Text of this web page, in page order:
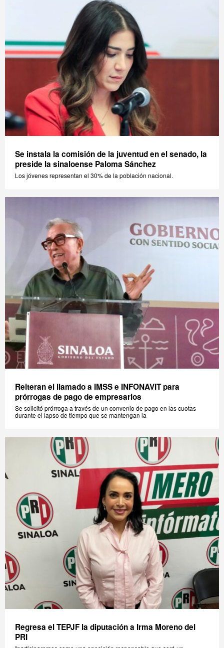
Se instala la comisión de la juventud en el senado, la
preside la sinaloense Paloma Sánchez
Los jóvenes representan el 30% de la población nacional.
Reiteran el llamado a IMSS e INFONAVIT para
prórrogas de pago de empresarios
Se solicitó prórroga a través de un convenio de pago en las cuotas
durante el lapso de tiempo que se mantengan la
Regresa el TEPJF la diputación a Irma Moreno del
PRI